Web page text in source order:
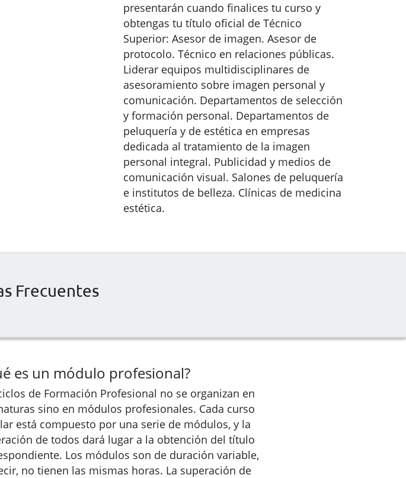
presentarán cuando finalices tu curso y
obtengas tu título oficial de Técnico
Superior: Asesor de imagen. Asesor de
protocolo. Técnico en relaciones públicas.
Liderar equipos multidisciplinares de
asesoramiento sobre imagen personal y
comunicación. Departamentos de selección
y formación personal. Departamentos de
peluquería y de estética en empresas
dedicada al tratamiento de la imagen
personal integral. Publicidad y medios de
comunicación visual. Salones de peluquería
e institutos de belleza. Clínicas de medicina
estética.
Frecuentes
es un módulo profesional?
de Formación Profesional no se organizan en
sino en módulos profesionales. Cada curso
está compuesto por una serie de módulos, y la
de todos dará lugar a la obtención del título
Los módulos son de duración variable,
no tienen las mismas horas. La superación de